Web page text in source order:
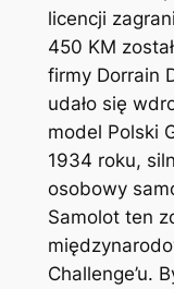
licencji
450 KM
firmy Dorrain
udało się
model Polski
1934 roku,
osobowy
Samolot ten
Challenge’u.